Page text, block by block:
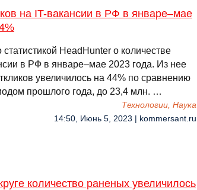
на IT-вакансии в РФ в январе–мае
HeadHunter о количестве
в РФ в январе–мае 2023 года. Из нее
увеличилось на 44% по сравнению
прошлого года, до 23,4 млн. …
Технологии, Наука
14:50, Июнь 5, 2023 | kommersant.ru
количество раненых увеличилось